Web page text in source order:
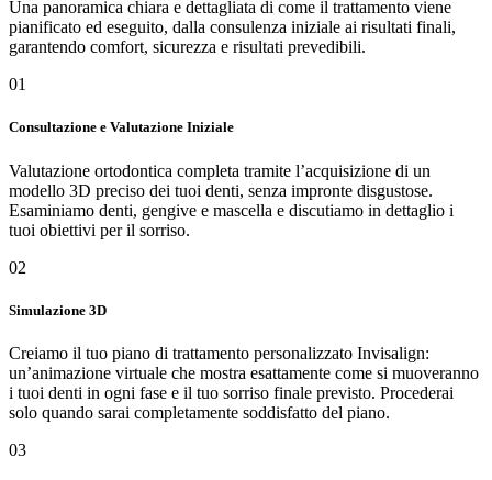
Una panoramica chiara e dettagliata di come il trattamento viene
pianificato ed eseguito, dalla consulenza iniziale ai risultati finali,
garantendo comfort, sicurezza e risultati prevedibili.
01
Consultazione e Valutazione Iniziale
Valutazione ortodontica completa tramite l’acquisizione di un
modello 3D preciso dei tuoi denti, senza impronte disgustose.
Esaminiamo denti, gengive e mascella e discutiamo in dettaglio i
tuoi obiettivi per il sorriso.
02
Simulazione 3D
Creiamo il tuo piano di trattamento personalizzato Invisalign:
un’animazione virtuale che mostra esattamente come si muoveranno
i tuoi denti in ogni fase e il tuo sorriso finale previsto. Procederai
solo quando sarai completamente soddisfatto del piano.
03